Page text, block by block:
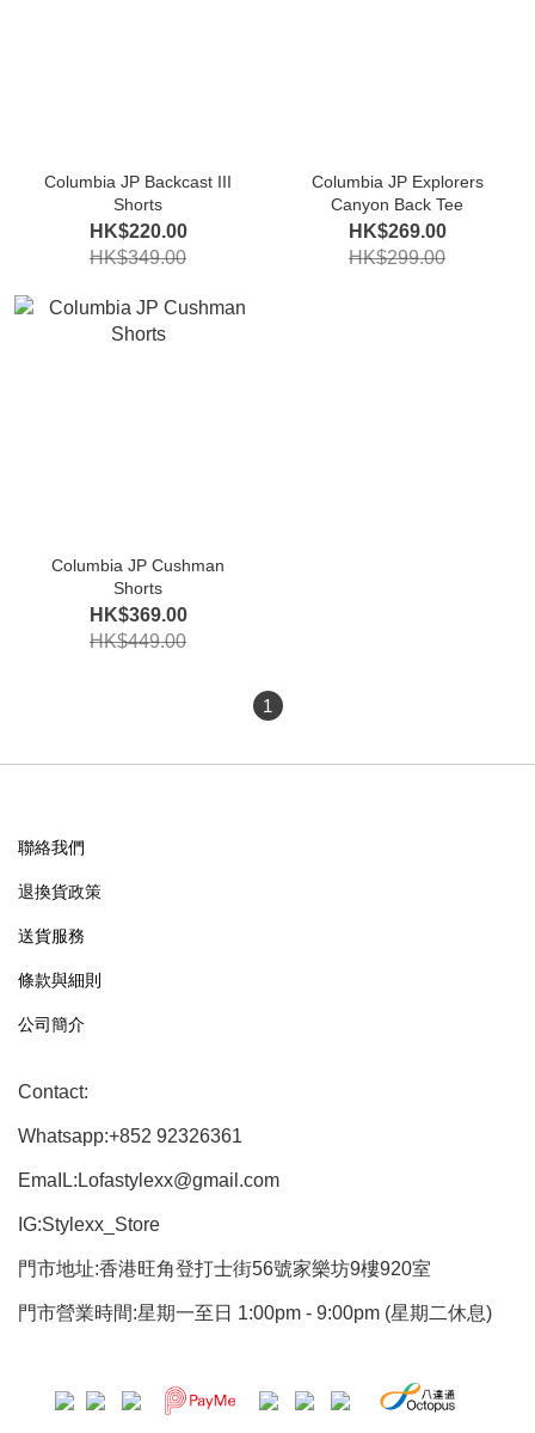
Columbia JP Backcast III
Shorts
HK$220.00
HK$349.00
Columbia JP Explorers
Canyon Back Tee
HK$269.00
HK$299.00
Columbia JP Cushman
Shorts
HK$369.00
HK$449.00
1
聯絡我們
退換貨政策
送貨服務
條款與細則
公司簡介
Contact:
Whatsapp:+852 92326361
EmaIL:Lofastylexx@gmail.com
IG:Stylexx_Store
門市地址:香港旺角登打士街56號家樂坊9樓920室
門市營業時間:星期一至日 1:00pm - 9:00pm (星期二休息)